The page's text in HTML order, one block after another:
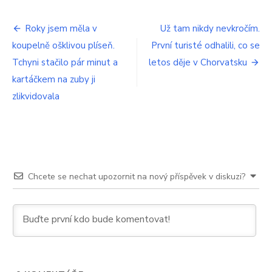
zlikvidujete
slimáky
v
zahradě
na
Navigace
pro
příspěvek
Roky jsem měla v
koupelně ošklivou plíseň.
Tchyni stačilo pár minut a
kartáčkem na zuby ji
zlikvidovala
Už tam nikdy nevkročím.
První turisté odhalili, co se
letos děje v Chorvatsku
Chcete se nechat upozornit na nový příspěvek v diskuzi?